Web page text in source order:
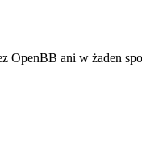
ani w żaden